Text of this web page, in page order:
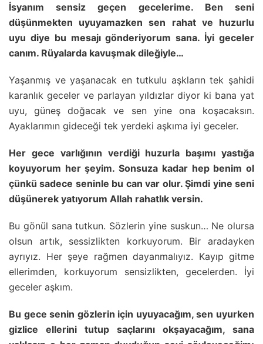
İsyanım sensiz geçen gecelerime. Ben seni
düşünmekten uyuyamazken sen rahat ve huzurlu
uyu diye bu mesajı gönderiyorum sana. İyi geceler
canım. Rüyalarda kavuşmak dileğiyle…
Yaşanmış ve yaşanacak en tutkulu aşkların tek şahidi
karanlık geceler ve parlayan yıldızlar diyor ki bana yat
uyu, güneş doğacak ve sen yine ona koşacaksın.
Ayaklarımın gideceği tek yerdeki aşkıma iyi geceler.
Her gece varlığının verdiği huzurla başımı yastığa
koyuyorum her şeyim. Sonsuza kadar hep benim ol
çünkü sadece seninle bu can var olur. Şimdi yine seni
düşünerek yatıyorum Allah rahatlık versin.
Bu gönül sana tutkun. Sözlerin yine suskun… Ne olursa
olsun artık, sessizlikten korkuyorum. Bir aradayken
ayrıyız. Her şeye rağmen dayanmalıyız. Kayıp gitme
ellerimden, korkuyorum sensizlikten, gecelerden. İyi
geceler aşkım.
Bu gece senin gözlerin için uyuyacağım, sen uyurken
gizlice ellerini tutup saçlarını okşayacağım, sana